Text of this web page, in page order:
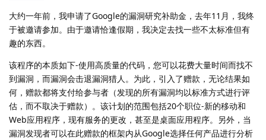
大约一年前，我申请了Google的漏洞研究补助金，去年11月，我终
于被邀请参加。由于邀请恰逢假期，我决定去找一些不太标准但有
趣的东西。
该程序的本质如下-使用高质量的代码，您可以花费大量时间而找不
到漏洞，而漏洞会击退漏洞猎人。为此，引入了赠款，无论结果如
何，赠款都将支付给参与者（发现的所有漏洞均以标准方式进行评
估，而不取决于赠款）。该计划的范围包括20个职位-新的移动和
Web应用程序，现有服务的更改，甚至是桌面应用程序。另外，当
漏洞发现者可以在此赠款的框架内从Google选择任何产品进行分析